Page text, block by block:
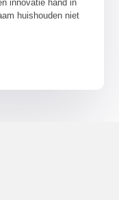
innovatie hand in
huishouden niet